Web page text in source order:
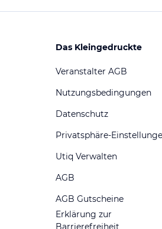
Das Kleingedruckte
Veranstalter AGB
Nutzungsbedingungen
Datenschutz
Privatsphäre-
Utiq Verwalten
AGB
AGB Gutscheine
Erklärung zur
Barrierefreiheit